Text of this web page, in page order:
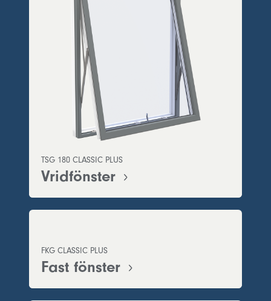
TSG 180 CLASSIC PLUS
Vridfönster
FKG CLASSIC PLUS
Fast fönster